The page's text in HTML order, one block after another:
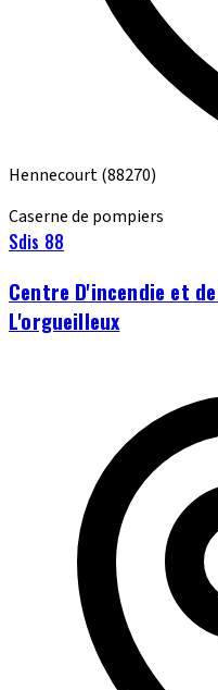
Hennecourt(88270)
Caserne de pompiers
Sdis 88
Centre D'incendie et
L'orgueilleux